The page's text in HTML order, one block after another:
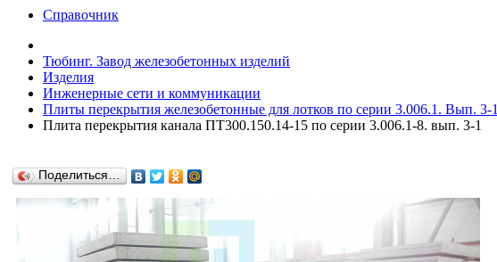
Справочник
Тюбинг. Завод железобетонных изделий
Изделия
Инженерные сети и коммуникации
Плиты перекрытия железобетонные для лотков по серии 3.006.1. Вып. 3-1
Плита перекрытия канала ПТ300.150.14-15 по серии 3.006.1-8. вып. 3-1
Поделиться…